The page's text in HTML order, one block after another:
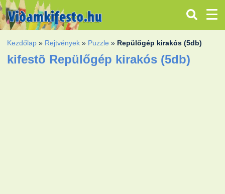
Kezdőlap » Rejtvények » Puzzle » Repülőgép kirakós (5db)
kifestõ Repülőgép kirakós (5db)